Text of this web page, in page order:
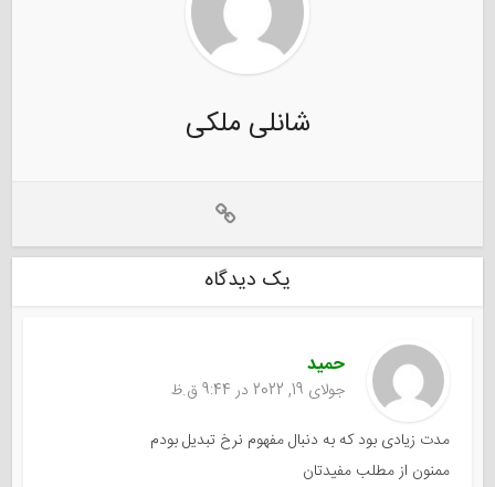
شانلی ملکی
یک دیدگاه
حمید
جولای 19, 2022 در 9:44 ق.ظ
مدت زیادی بود که به دنبال مفهوم نرخ تبدیل بودم
ممنون از مطلب مفیدتان